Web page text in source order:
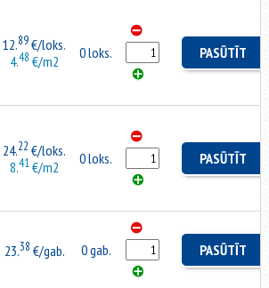
12.89€/loks.
4.48 €/m2
0 loks. PASŪTĪT
24.22€/loks.
8.41€/m2
0 loks. PASŪTĪT
23.38 €/gab. 0 gab. PASŪTĪT